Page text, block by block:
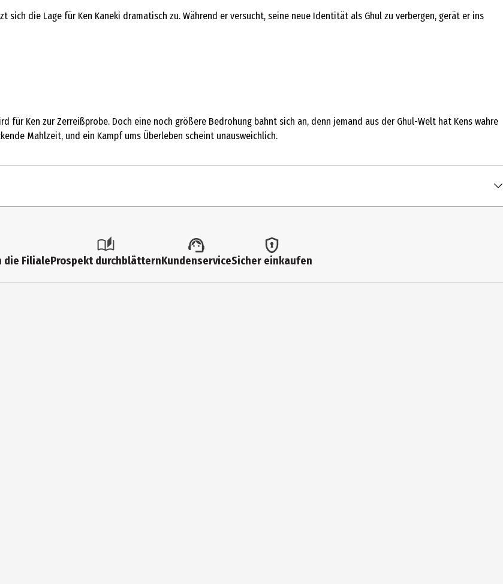
die Lage für Ken Kaneki dramatisch zu. Während er versucht, seine neue Identität als Ghul zu verbergen, gerät er ins
für Ken zur Zerreißprobe. Doch eine noch größere Bedrohung bahnt sich an, denn jemand aus der Ghul-Welt hat Kens wahre
Mahlzeit, und ein Kampf ums Überleben scheint unausweichlich.
die FilialeProspekt durchblätternKundenserviceSicher einkaufen